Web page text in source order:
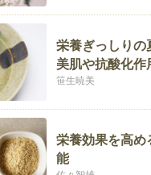
栄養ぎっしりの
美肌や抗酸化作
笹生暁美
栄養効果を高め
能